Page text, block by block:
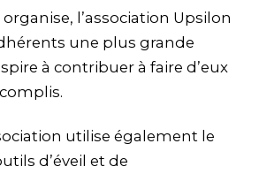
l’association Upsilon
une plus grande
à contribuer à faire d’eux
utilise également le
d’éveil et de